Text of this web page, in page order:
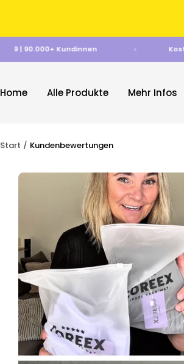
Inhalt
★ 4.89 | 90.000+ Kundinnen
Home Alle Produkte Mehr Infos
Start Kundenbewertungen